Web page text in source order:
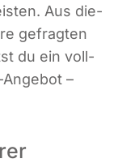
Aus die­
gefrag­ten
du ein voll­
–